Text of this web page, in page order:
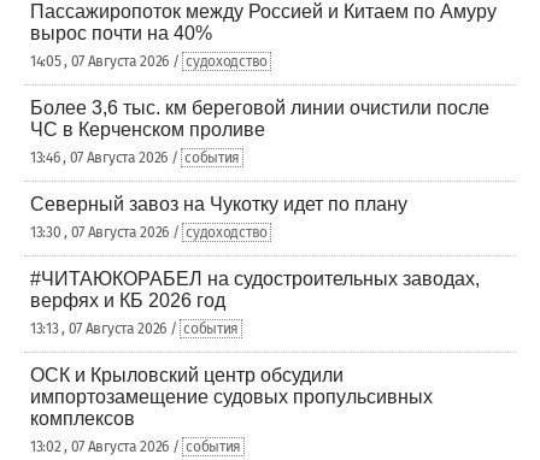
Пассажиропоток между Россией и Китаем по Амуру
вырос почти на 40%
14:05 , 07 Августа 2026 / судоходство
Более 3,6 тыс. км береговой линии очистили после
ЧС в Керченском проливе
13:46 , 07 Августа 2026 / события
Северный завоз на Чукотку идет по плану
13:30 , 07 Августа 2026 / судоходство
#ЧИТАЮКОРАБЕЛ на судостроительных заводах,
верфях и КБ 2026 год
13:13 , 07 Августа 2026 / события
ОСК и Крыловский центр обсудили
импортозамещение судовых пропульсивных
комплексов
13:02 , 07 Августа 2026 / события